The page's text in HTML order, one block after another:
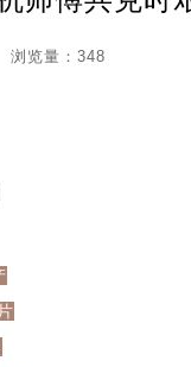
浏览量：348